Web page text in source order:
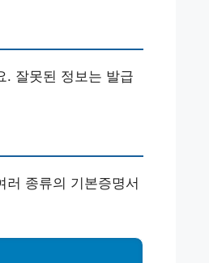
. 잘못된 정보는 발급
종류의 기본증명서